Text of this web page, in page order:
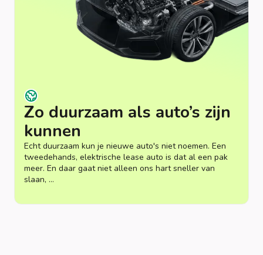
Zo duurzaam als auto’s zijn
kunnen
Echt duurzaam kun je nieuwe auto's niet noemen. Een
tweedehands, elektrische lease auto is dat al een pak
meer. En daar gaat niet alleen ons hart sneller van
slaan, …